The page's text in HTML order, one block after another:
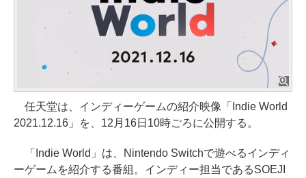
任天堂は、インディーゲームの紹介映像「Indie World
2021.12.16」を、12月16日10時ごろに公開する。
「Indie World」は、Nintendo Switchで遊べるインディ
ーゲームを紹介する番組。インディー担当であるSOEJI